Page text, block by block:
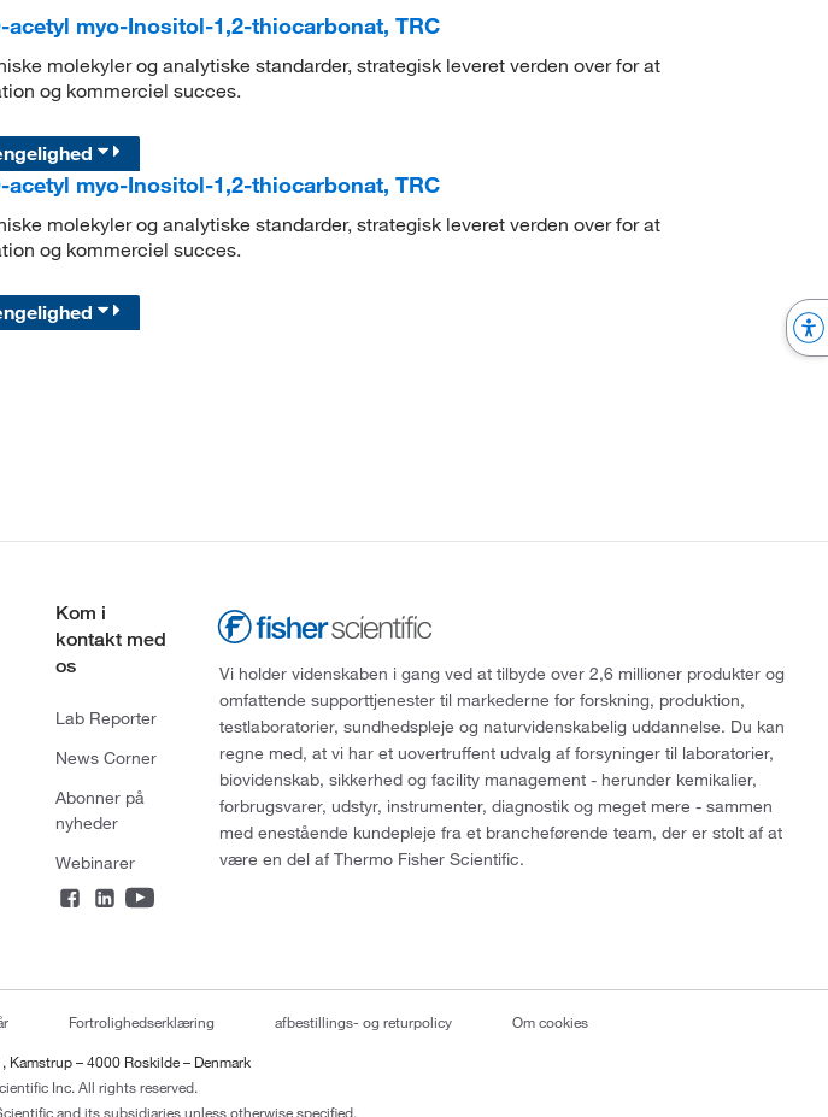
acetyl myo-Inositol-1,2-thiocarbonat, TRC
molekyler og analytiske standarder, strategisk leveret verden over for at
og kommerciel succes.
acetyl myo-Inositol-1,2-thiocarbonat, TRC
molekyler og analytiske standarder, strategisk leveret verden over for at
og kommerciel succes.
Kom i
kontakt med
os
Lab Reporter
News Corner
Abonner på
nyheder
Webinarer
Vi holder videnskaben i gang ved at tilbyde over 2,6 millioner produkter og
omfattende supporttjenester til markederne for forskning, produktion,
testlaboratorier, sundhedspleje og naturvidenskabelig uddannelse. Du kan
regne med, at vi har et uovertruffent udvalg af forsyninger til laboratorier,
biovidenskab, sikkerhed og facility management - herunder kemikalier,
forbrugsvarer, udstyr, instrumenter, diagnostik og meget mere - sammen
med enestående kundepleje fra et brancheførende team, der er stolt af at
være en del af Thermo Fisher Scientific.
Fortrolighedserklæring afbestillings- og returpolicy Om cookies
Kamstrup – 4000 Roskilde – Denmark
Inc. All rights reserved.
and its subsidiaries unless otherwise specified.